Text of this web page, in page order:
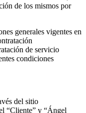
de los mismos por
generales vigentes en
de servicio
condiciones
del sitio
“Cliente” y “Ángel